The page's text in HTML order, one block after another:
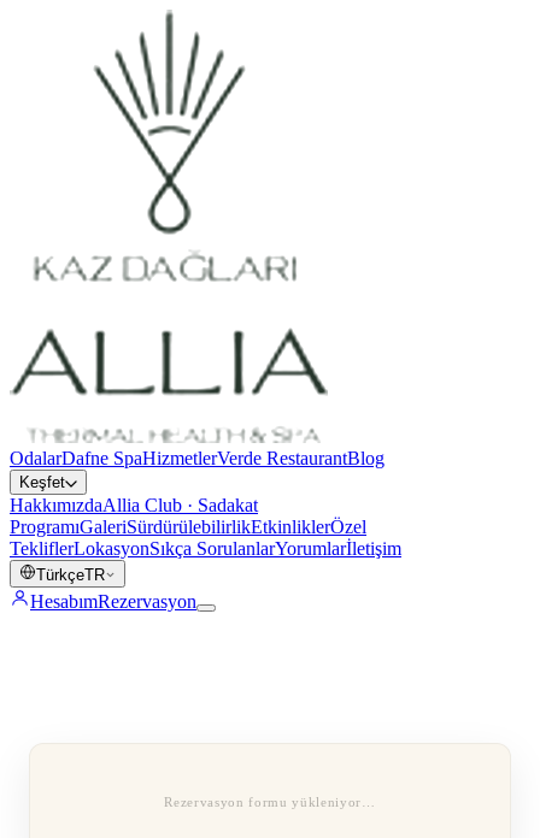
OdalarDafne SpaHizmetlerVerde RestaurantBlog
Keşfet
HakkımızdaAllia Club · Sadakat
ProgramıGaleriSürdürülebilirlikEtkinliklerÖzel
TekliflerLokasyonSıkça SorulanlarYorumlarİletişim
TürkçeTR
HesabımRezervasyon
Rezervasyon formu yükleniyor…